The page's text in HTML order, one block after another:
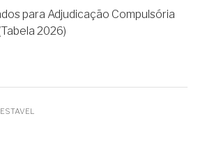
para Adjudicação Compulsória
2026)